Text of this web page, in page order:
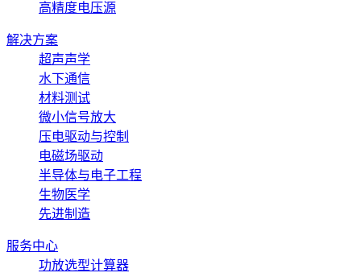
高精度电压源
解决方案
超声声学
水下通信
材料测试
微小信号放大
压电驱动与控制
电磁场驱动
半导体与电子工程
生物医学
先进制造
服务中心
功放选型计算器